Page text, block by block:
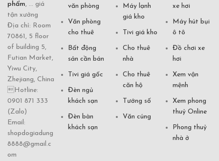
phẩm, ... giá
tận xưởng
Địa chỉ: Room
70861, 5 floor
of building 5,
Futian Market,
Yiwu City,
Zhejiang, China
Hotline:
0901 871 333
(Zalo)
Email:
shopdogiadung
8888@gmail.c
om
văn phòng
Văn phòng
cho thuê
Bất động
sản cần bán
Tivi giá gốc
Đèn ngủ
khách sạn
Đèn bàn
khách sạn
Máy lạnh
giá kho
Tivi giá kho
Cho thuê
nhà
Cho thuê
căn hộ
Tướng số
Văn cúng
xe hơi
Máy hút bụi
ô tô
Đồ chơi xe
hơi
Xem vận
mệnh
Xem phong
thuỷ Online
Phong thuỷ
nhà ở